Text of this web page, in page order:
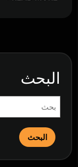
البحث
البحث